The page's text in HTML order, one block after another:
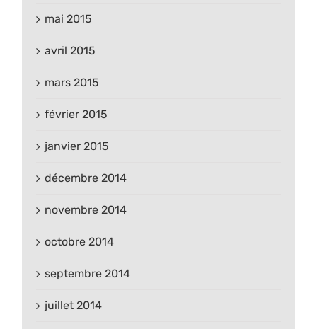
mai 2015
avril 2015
mars 2015
février 2015
janvier 2015
décembre 2014
novembre 2014
octobre 2014
septembre 2014
juillet 2014